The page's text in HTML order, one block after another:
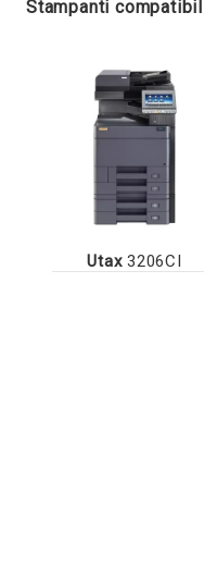
Stampanti
Utax3206CI